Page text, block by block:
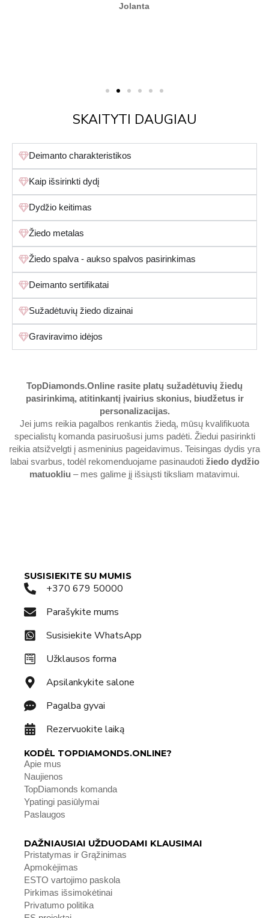
Jolanta
SKAITYTI DAUGIAU
Deimanto charakteristikos
Kaip išsirinkti dydį
Dydžio keitimas
Žiedo metalas
Žiedo spalva - aukso spalvos pasirinkimas
Deimanto sertifikatai
Sužadėtuvių žiedo dizainai
Graviravimo idėjos
TopDiamonds.Online rasite platų sužadėtuvių žiedų
pasirinkimą, atitinkantį įvairius skonius, biudžetus ir
personalizacijas.
Jei jums reikia pagalbos renkantis žiedą, mūsų kvalifikuota
specialistų komanda pasiruošusi jums padėti. Žiedui pasirinkti
reikia atsižvelgti į asmeninius pageidavimus. Teisingas dydis yra
labai svarbus, todėl rekomenduojame pasinaudoti žiedo dydžio
matuokliu – mes galime jį išsiųsti tiksliam matavimui.
SUSISIEKITE SU MUMIS
+370 679 50000
Parašykite mums
Susisiekite WhatsApp
Užklausos forma
Apsilankykite salone
Pagalba gyvai
Rezervuokite laiką
KODĖL TOPDIAMONDS.ONLINE?
Apie mus
Naujienos
TopDiamonds komanda
Ypatingi pasiūlymai
Paslaugos
DAŽNIAUSIAI UŽDUODAMI KLAUSIMAI
Pristatymas ir Grąžinimas
Apmokėjimas
ESTO vartojimo paskola
Pirkimas išsimokėtinai
Privatumo politika